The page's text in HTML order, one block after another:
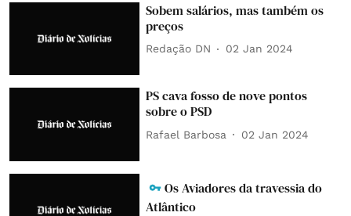
Sobem salários, mas também os
preços
Redação DN 02 Jan 2024
PS cava fosso de nove pontos
sobre o PSD
Rafael Barbosa 02 Jan 2024
Os Aviadores da travessia do
Atlântico